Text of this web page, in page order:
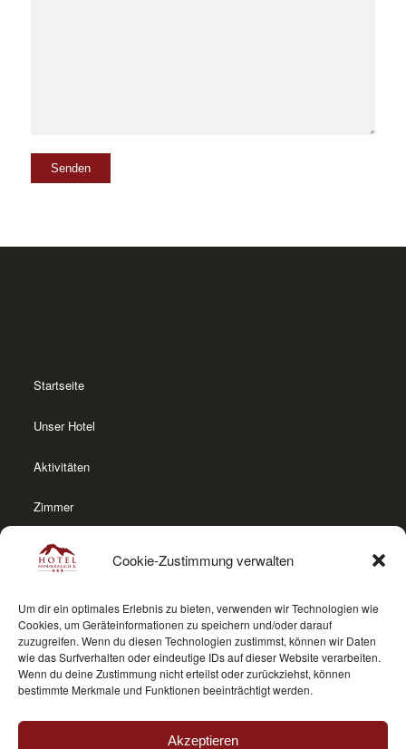
Cookie-Zustimmung verwalten
Um dir ein optimales Erlebnis zu bieten, verwenden wir Technologien wie
Cookies, um Geräteinformationen zu speichern und/oder darauf
zuzugreifen. Wenn du diesen Technologien zustimmst, können wir Daten
wie das Surfverhalten oder eindeutige IDs auf dieser Website verarbeiten.
Wenn du deine Zustimmung nicht erteilst oder zurückziehst, können
bestimmte Merkmale und Funktionen beeinträchtigt werden.
Akzeptieren
Startseite
Unser Hotel
Aktivitäten
Zimmer
Appartements